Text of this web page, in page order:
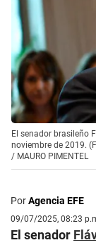
El senador brasileño
noviembre de 2019.
/ MAURO PIMENTEL
PorAgencia EFE
09/07/2025, 08:23
El senador